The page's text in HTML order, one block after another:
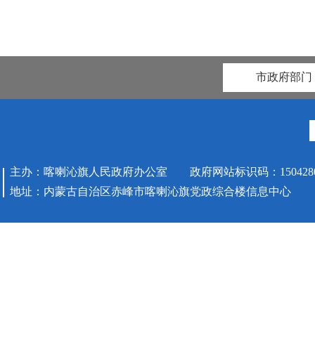
市政府部门
主办：喀喇沁旗人民政府办公室 政府网站标识码：
地址：内蒙古自治区赤峰市喀喇沁旗党政综合楼信息中心